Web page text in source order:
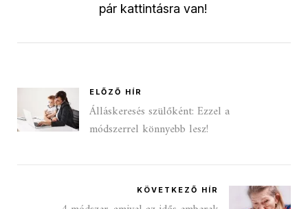
pár kattintásra van!
ELŐZŐ HÍR
Álláskeresés szülőként: Ezzel a
módszerrel könnyebb lesz!
KÖVETKEZŐ HÍR